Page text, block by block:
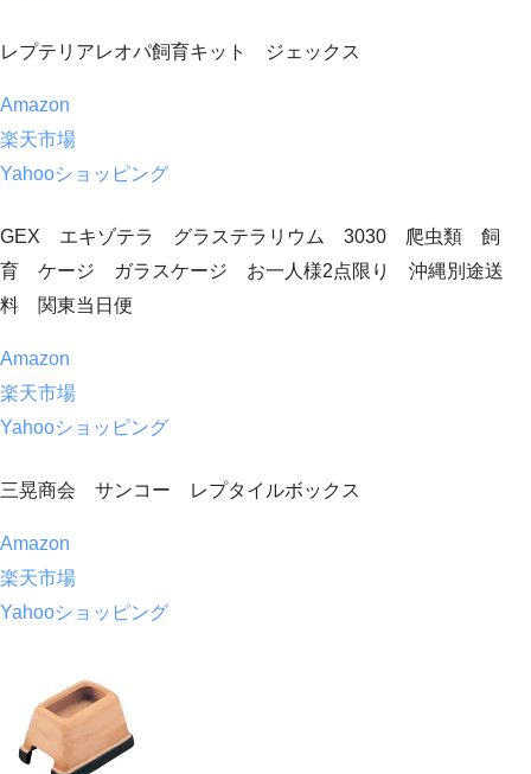
レプテリアレオパ飼育キット ジェックス
Amazon
楽天市場
Yahooショッピング
GEX エキゾテラ グラステラリウム 3030 爬虫類 飼
育 ケージ ガラスケージ お一人様2点限り 沖縄別途送
料 関東当日便
Amazon
楽天市場
Yahooショッピング
三晃商会 サンコー レプタイルボックス
Amazon
楽天市場
Yahooショッピング